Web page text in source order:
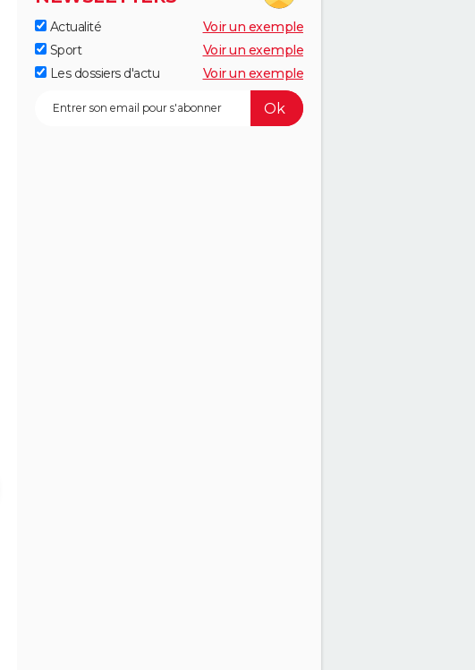
Actualité
Voir un exemple
Sport
Voir un exemple
Les dossiers d'actu
Voir un exemple